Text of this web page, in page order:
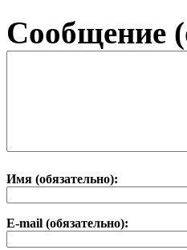
Сообщение
Имя (обязательно):
E-mail (обязательно):